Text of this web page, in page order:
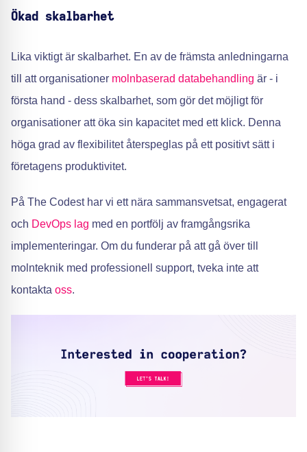
Ökad skalbarhet
Lika viktigt är skalbarhet. En av de främsta anledningarna
till att organisationer molnbaserad databehandling är - i
första hand - dess skalbarhet, som gör det möjligt för
organisationer att öka sin kapacitet med ett klick. Denna
höga grad av flexibilitet återspeglas på ett positivt sätt i
företagens produktivitet.
På The Codest har vi ett nära sammansvetsat, engagerat
och DevOps lag med en portfölj av framgångsrika
implementeringar. Om du funderar på att gå över till
molnteknik med professionell support, tveka inte att
kontakta oss.